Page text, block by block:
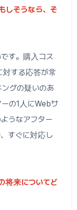
しそうなら、そ
す。購入コス
対する応答が常
グの疑いのあ
の1人にWebサ
うなアフター
すぐに対応し
将来についてど